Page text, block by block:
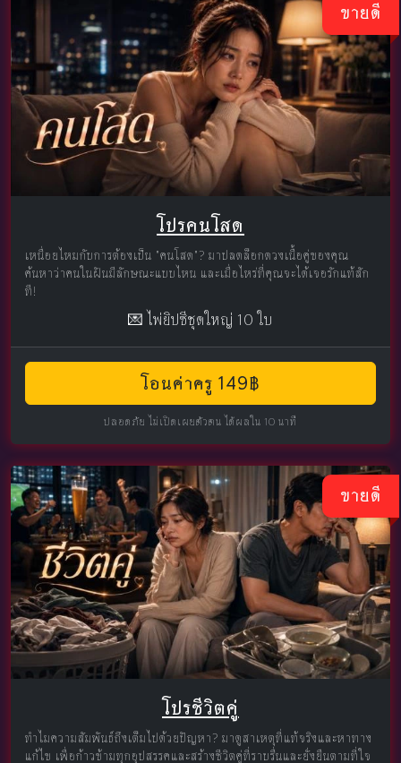
ขายดี
โปรคนโสด
เหนื่อยไหมกับการต้องเป็น "คนโสด"? มาปลดล็อกดวงเนื้อคู่ของคุณ
ค้นหาว่าคนในฝันมีลักษณะแบบไหน และเมื่อไหร่ที่คุณจะได้เจอรักแท้สัก
ที!
💌 ไพ่ยิปซีชุดใหญ่ 10 ใบ
โอนค่าครู 149฿
ปลอดภัย ไม่เปิดเผยตัวตน ได้ผลใน 10 นาที
ขายดี
โปรชีวิตคู่
ทำไมความสัมพันธ์ถึงเต็มไปด้วยปัญหา? มาดูสาเหตุที่แท้จริงและหาทาง
แก้ไข เพื่อก้าวข้ามทุกอุปสรรคและสร้างชีวิตคู่ที่ราบรื่นและยั่งยืนตามที่ใจ